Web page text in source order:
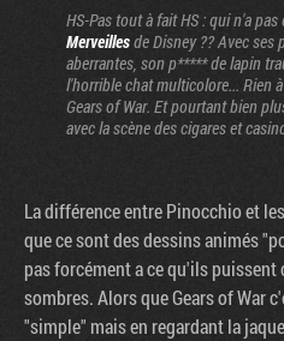
HS-Pas tout à fait HS : qui n'a
Merveillesde Disney ?? Avec
aberrantes, son p***** de lapin
l'horrible chat multicolore... Rien
Gears of War. Et pourtant bien
avec la scène des cigares et
La différence entre Pinocchio et
que ce sont des dessins animés
pas forcément a ce qu'ils
sombres. Alors que Gears of War
"simple" mais en regardant la